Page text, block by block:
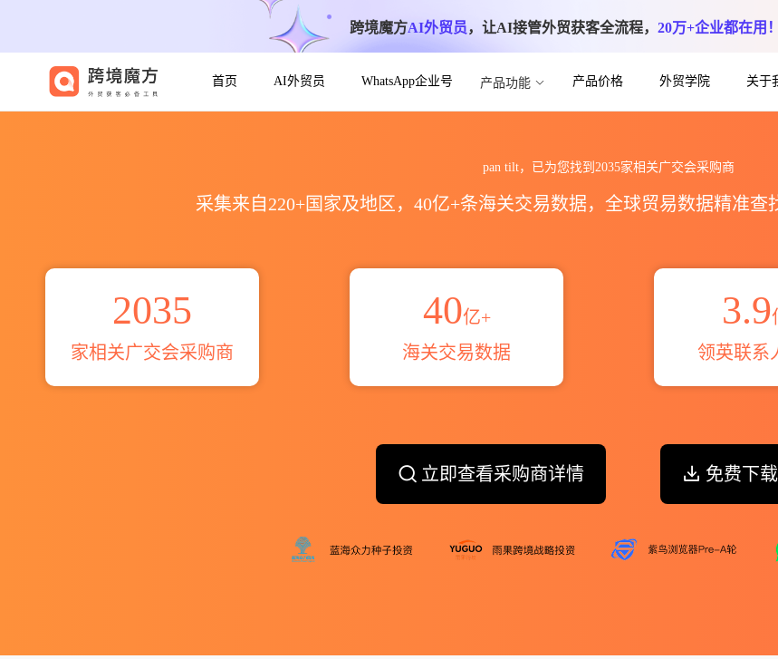
跨境魔方AI外贸员，让AI接管外贸获客全流程， 20万+企业都在用！
首页 AI外贸员 WhatsApp企业号 产品功能 产品价格 外贸学院 关于
pan tilt，已为您找到2035家相关广交会采购商
采集来自220+国家及地区，40亿+条海关交易数据，全球贸易数据精准
2035
家相关广交会采购商
40亿+
海关交易数据
3.9
领英联系
立即查看采购商详情 免费下